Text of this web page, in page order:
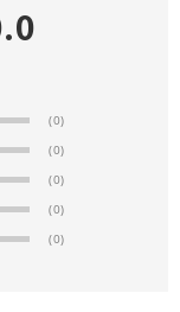
(0)
(0)
(0)
(0)
(0)